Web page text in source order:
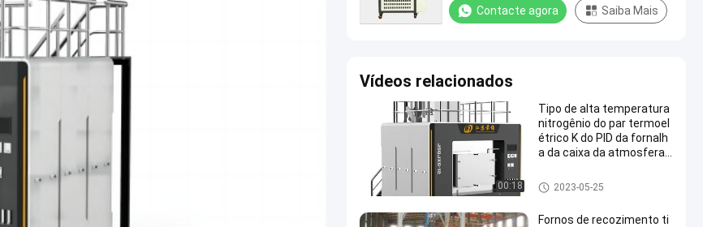
Contacte agora Saiba Mais
Vídeos relacionados
00:18
Tipo de alta temperatura
nitrogênio do par termoel
étrico K do PID da fornalh
a da caixa da atmosfera
o
fornalha de caixa da atmosfer
a
2023-05-25
Fornos de recozimento ti